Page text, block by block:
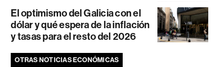
El optimismo del Galicia con el
dólar y qué espera de la inflación
y tasas para el resto del 2026
OTRAS NOTICIAS ECONÓMICAS